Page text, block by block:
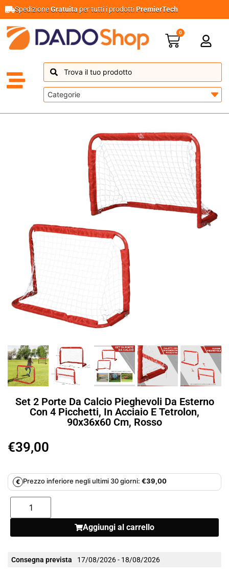
SpedizioneGratuita per tutti i prodottiPremierTech
0
Set 2 Porte Da Calcio Pieghevoli Da Esterno
Con 4 Picchetti, In Acciaio E Tetrolon,
90x36x60 Cm, Rosso
€39,00
€ Prezzo inferiore negli ultimi 30 giorni: €39,00
Aggiungi al carrello
Consegna prevista 17/08/2026 - 18/08/2026